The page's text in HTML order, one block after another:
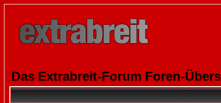
Das Extrabreit-Forum Foren-